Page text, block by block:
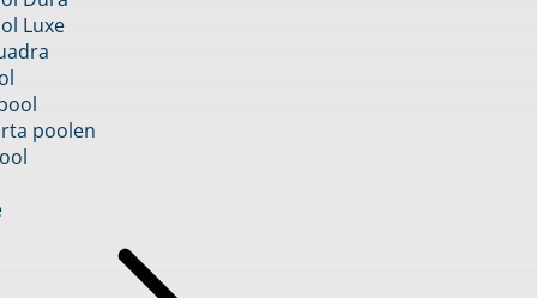
Luxe
poolen